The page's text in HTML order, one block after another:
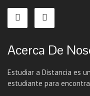
Acerca De
Estudiar a Distancia es
estudiante para